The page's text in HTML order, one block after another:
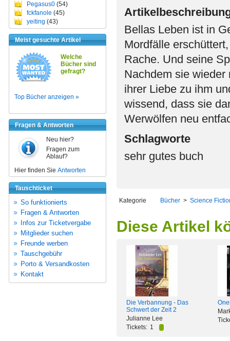
Pegasus0 (54)
fckfanole (45)
yeiting (43)
Meist gesuchte Artikel
Welche
Bücher sind
gefragt?
Top Bücher anzeigen »
Fragen & Antworten
Neu hier?
Fragen zum
Ablauf?
Hier finden Sie Antworten
Tauschticket
So funktionierts
Fragen & Antworten
Infos zur Ticketvergabe
Mitglieder suchen
Freunde werben
Tauschgebühr
Porto & Versandkosten
Kontakt
Bellas Leben ist in
Mordfälle
Rache. Und seine
Nachdem sie
ihrer Liebe zu ihm
wissend, dass sie
Werwölfen neu
Schlagworte
sehr gutes buch
Kategorie Bücher > Science
Diese Artikel
Die Verbannung - Das
Schwert der Zeit 2
Julianne Lee
Tickets: 1